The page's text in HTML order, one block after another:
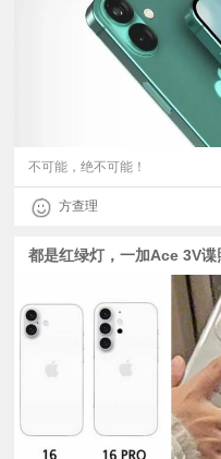
不可能，绝不可能！
方查理